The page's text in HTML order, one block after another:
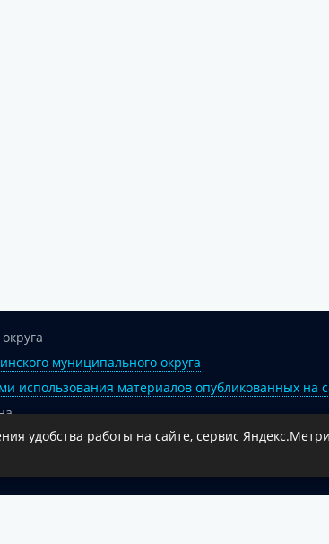
муниципального округа
использования материалов опубликованных на
интернет-портал администрации
удобства работы на сайте, сервис